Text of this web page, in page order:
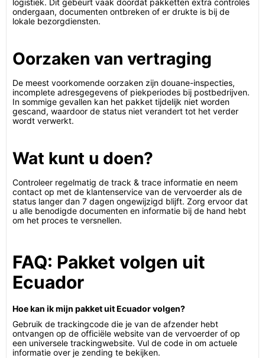
logistiek. Dit gebeurt vaak doordat pakketten extra controles
ondergaan, documenten ontbreken of er drukte is bij de
lokale bezorgdiensten.
Oorzaken van vertraging
De meest voorkomende oorzaken zijn douane-inspecties,
incomplete adresgegevens of piekperiodes bij postbedrijven.
In sommige gevallen kan het pakket tijdelijk niet worden
gescand, waardoor de status niet verandert tot het verder
wordt verwerkt.
Wat kunt u doen?
Controleer regelmatig de track & trace informatie en neem
contact op met de klantenservice van de vervoerder als de
status langer dan 7 dagen ongewijzigd blijft. Zorg ervoor dat
u alle benodigde documenten en informatie bij de hand hebt
om het proces te versnellen.
FAQ: Pakket volgen uit
Ecuador
Hoe kan ik mijn pakket uit Ecuador volgen?
Gebruik de trackingcode die je van de afzender hebt
ontvangen op de officiële website van de vervoerder of op
een universele trackingwebsite. Vul de code in om actuele
informatie over je zending te bekijken.